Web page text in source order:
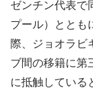
ゼンチン代表で
プール）ととも
際、ジョオラビ
ブ間の移籍に第
に抵触している